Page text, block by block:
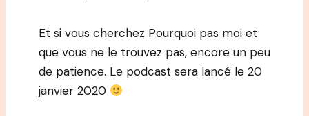
Et si vous cherchez Pourquoi pas moi et
que vous ne le trouvez pas, encore un peu
de patience. Le podcast sera lancé le 20
janvier 2020